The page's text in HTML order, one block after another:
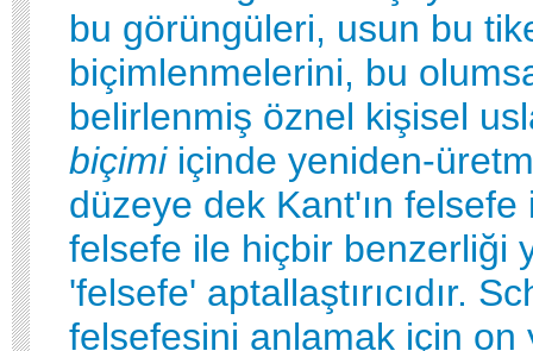
bu görüngüleri, usun bu
biçimlenmelerini, bu
belirlenmiş öznel kişisel
biçimi içinde yeniden-
düzeye dek Kant'ın felsefe
felsefe ile hiçbir benzerliği
'felsefe' aptallaştırıcıdır.
felsefesini anlamak için on